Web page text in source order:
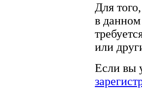
Для
в данном
или
Если вы